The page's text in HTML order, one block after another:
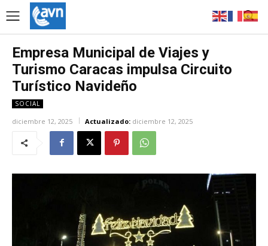
Empresa Municipal de Viajes y
Turismo Caracas impulsa Circuito
Turístico Navideño
SOCIAL
diciembre 12, 2025 Actualizado: diciembre 12, 2025